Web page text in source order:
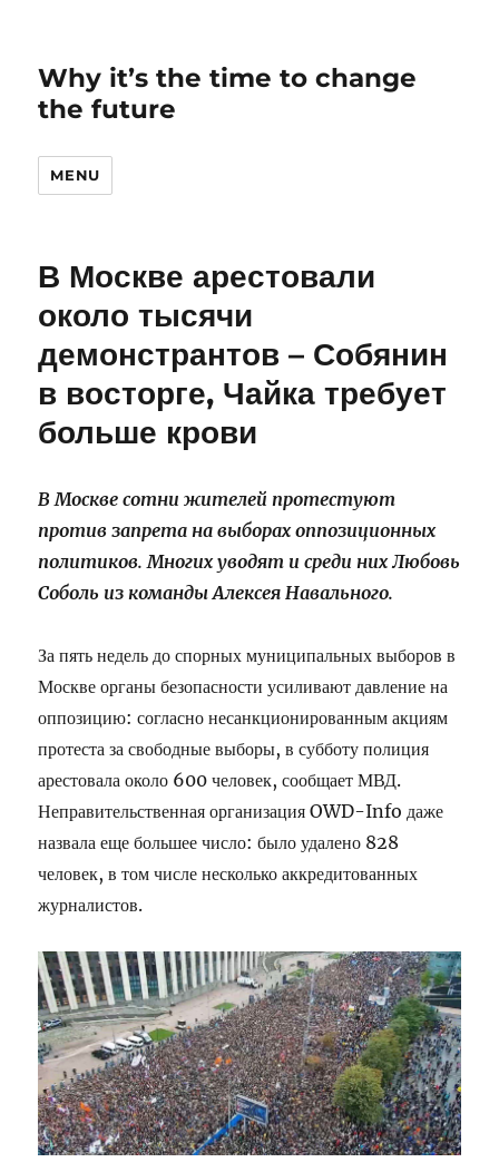
Why it’s the time to change
the future
MENU
В Москве арестовали
около тысячи
демонстрантов – Собянин
в восторге, Чайка требует
больше крови
В Москве сотни жителей протестуют
против запрета на выборах оппозиционных
политиков. Многих уводят и среди них Любовь
Соболь из команды Алексея Навального.
За пять недель до спорных муниципальных выборов в
Москве органы безопасности усиливают давление на
оппозицию: согласно несанкционированным акциям
протеста за свободные выборы, в субботу полиция
арестовала около 600 человек, сообщает МВД.
Неправительственная организация OWD-Info даже
назвала еще большее число: было удалено 828
человек, в том числе несколько аккредитованных
журналистов.